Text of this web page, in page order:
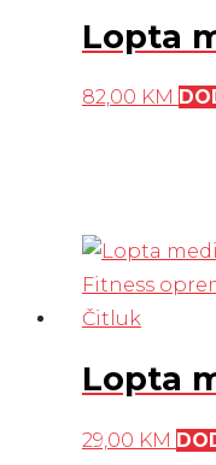
Lopta
82,00 KM
Lopta
29,00 KM